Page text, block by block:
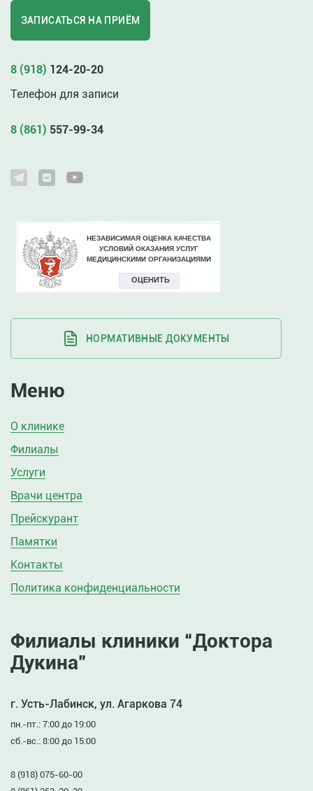
ЗАПИСАТЬСЯ НА ПРИЁМ
8 (918) 124-20-20
Телефон для записи
8 (861) 557-99-34
НОРМАТИВНЫЕ ДОКУМЕНТЫ
Меню
О клинике
Филиалы
Услуги
Врачи центра
Прейскурант
Памятки
Контакты
Политика конфиденциальности
Филиалы клиники “Доктора
Дукина”
г. Усть-Лабинск, ул. Агаркова 74
пн.-пт.: 7:00 до 19:00
сб.-вс.: 8:00 до 15:00
8 (918) 075-60-00